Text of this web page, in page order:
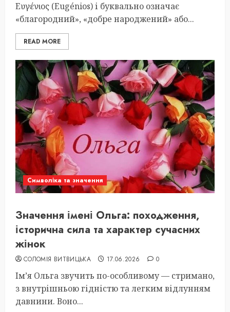
Ευγένιος (Eugénios) і буквально означає
«благородний», «добре народжений» або...
READ MORE
Символіка та значення
Значення імені Ольга: походження,
історична сила та характер сучасних
жінок
СОЛОМІЯ ВИТВИЦЬКА 17.06.2026 0
Ім’я Ольга звучить по-особливому — стримано,
з внутрішньою гідністю та легким відлунням
давнини. Воно...